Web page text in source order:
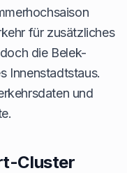
für zusätzliches
die Belek-
Innenstadtstaus.
und
Cluster